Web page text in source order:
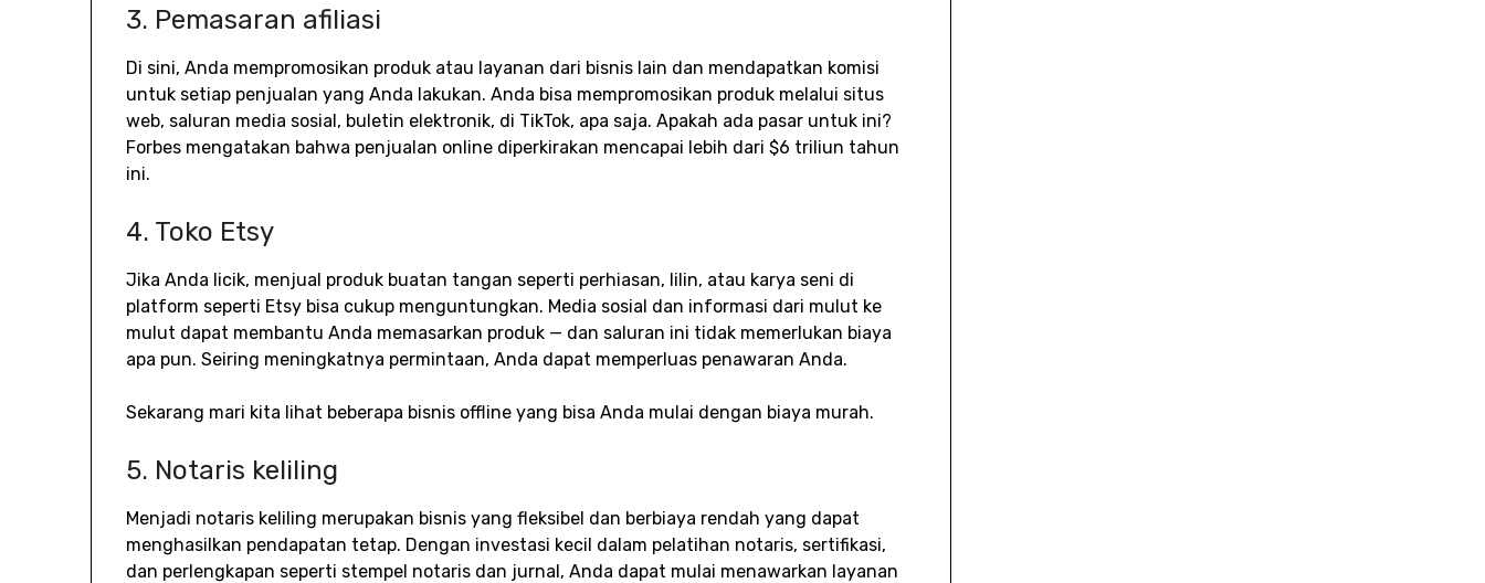
3. Pemasaran afiliasi
Di sini, Anda mempromosikan produk atau layanan dari bisnis lain dan mendapatkan komisi
untuk setiap penjualan yang Anda lakukan. Anda bisa mempromosikan produk melalui situs
web, saluran media sosial, buletin elektronik, di TikTok, apa saja. Apakah ada pasar untuk ini?
Forbes mengatakan bahwa penjualan online diperkirakan mencapai lebih dari $6 triliun tahun
ini.
4. Toko Etsy
Jika Anda licik, menjual produk buatan tangan seperti perhiasan, lilin, atau karya seni di
platform seperti Etsy bisa cukup menguntungkan. Media sosial dan informasi dari mulut ke
mulut dapat membantu Anda memasarkan produk — dan saluran ini tidak memerlukan biaya
apa pun. Seiring meningkatnya permintaan, Anda dapat memperluas penawaran Anda.
Sekarang mari kita lihat beberapa bisnis offline yang bisa Anda mulai dengan biaya murah.
5. Notaris keliling
Menjadi notaris keliling merupakan bisnis yang fleksibel dan berbiaya rendah yang dapat
menghasilkan pendapatan tetap. Dengan investasi kecil dalam pelatihan notaris, sertifikasi,
dan perlengkapan seperti stempel notaris dan jurnal, Anda dapat mulai menawarkan layanan